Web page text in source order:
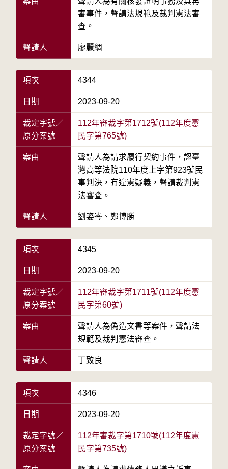
審事件，聲請法規範及裁判憲法審
查。
聲請人 廖麗綢
項次 4344
日期 2023-09-20
裁定字號／
原分案號
112年審裁字第1712號(112年度憲
民字第765號)
案由
聲請人為請求履行契約事件，認臺
灣高等法院110年度上字第923號民
事判決，有違憲疑義，聲請裁判憲
法審查。
聲請人 劉姿岑、鄭博勝
項次 4345
日期 2023-09-20
裁定字號／
原分案號
112年審裁字第1711號(112年度憲
民字第60號)
案由
聲請人為偽造文書等案件，聲請法
規範及裁判憲法審查。
聲請人 丁致良
項次 4346
日期 2023-09-20
裁定字號／
原分案號
112年審裁字第1710號(112年度憲
民字第735號)